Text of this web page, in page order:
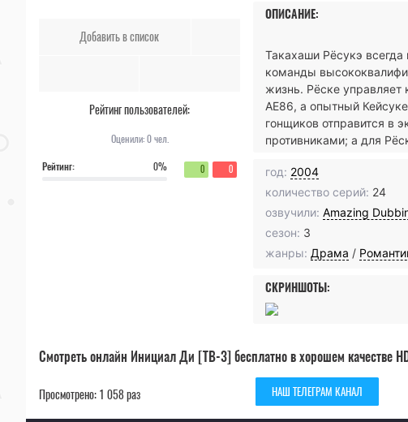
Школа
Игры
Добавить в список
Рейтинг пользователей:
Оценили:0чел.
Рейтинг: 0% 0 0
ОПИСАНИЕ:
Такахаши Рёсукэ
команды
жизнь. Рёске управляет
AE86, а опытный
гонщиков отправится в
противниками; а для
год: 2004
количество серий: 24
озвучили: Amazing
сезон: 3
жанры: Драма /
СКРИНШОТЫ:
Смотреть онлайн Инициал Ди [ТВ-3] бесплатно в хорошем качестве
Просмотрено: 1 058 раз НАШ ТЕЛЕГРАМ КАНАЛ